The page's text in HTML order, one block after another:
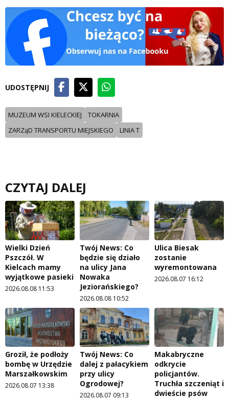
UDOSTĘPNIJ
MUZEUM WSI KIELECKIEJ
TOKARNIA
ZARZąD TRANSPORTU MIEJSKIEGO
LINIA T
CZYTAJ DALEJ
Wielki Dzień
Pszczół. W
Kielcach mamy
wyjątkowe pasieki
2026.08.08 11:53
Twój News: Co
będzie się działo
na ulicy Jana
Nowaka
Jeziorańskiego?
2026.08.08 10:52
Ulica Biesak
zostanie
wyremontowana
2026.08.07 16:12
Groził, że podłoży
bombę w Urzędzie
Marszałkowskim
2026.08.07 13:38
Twój News: Co
dalej z pałacykiem
przy ulicy
Ogrodowej?
2026.08.07 09:13
Makabryczne
odkrycie
policjantów.
Truchła szczeniąt i
dwieście psów